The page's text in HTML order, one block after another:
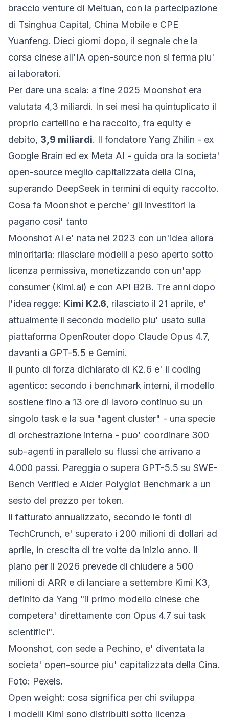
braccio venture di Meituan, con la partecipazione
di Tsinghua Capital, China Mobile e CPE
Yuanfeng. Dieci giorni dopo, il segnale che la
corsa cinese all'IA open-source non si ferma piu'
ai laboratori.
Per dare una scala: a fine 2025 Moonshot era
valutata 4,3 miliardi. In sei mesi ha quintuplicato il
proprio cartellino e ha raccolto, fra equity e
debito, 3,9 miliardi. Il fondatore Yang Zhilin - ex
Google Brain ed ex Meta AI - guida ora la societa'
open-source meglio capitalizzata della Cina,
superando DeepSeek in termini di equity raccolto.
Cosa fa Moonshot e perche' gli investitori la
pagano cosi' tanto
Moonshot AI e' nata nel 2023 con un'idea allora
minoritaria: rilasciare modelli a peso aperto sotto
licenza permissiva, monetizzando con un'app
consumer (Kimi.ai) e con API B2B. Tre anni dopo
l'idea regge: Kimi K2.6, rilasciato il 21 aprile, e'
attualmente il secondo modello piu' usato sulla
piattaforma OpenRouter dopo Claude Opus 4.7,
davanti a GPT-5.5 e Gemini.
Il punto di forza dichiarato di K2.6 e' il coding
agentico: secondo i benchmark interni, il modello
sostiene fino a 13 ore di lavoro continuo su un
singolo task e la sua "agent cluster" - una specie
di orchestrazione interna - puo' coordinare 300
sub-agenti in parallelo su flussi che arrivano a
4.000 passi. Pareggia o supera GPT-5.5 su SWE-
Bench Verified e Aider Polyglot Benchmark a un
sesto del prezzo per token.
Il fatturato annualizzato, secondo le fonti di
TechCrunch, e' superato i 200 milioni di dollari ad
aprile, in crescita di tre volte da inizio anno. Il
piano per il 2026 prevede di chiudere a 500
milioni di ARR e di lanciare a settembre Kimi K3,
definito da Yang "il primo modello cinese che
competera' direttamente con Opus 4.7 sui task
scientifici".
Moonshot, con sede a Pechino, e' diventata la
societa' open-source piu' capitalizzata della Cina.
Foto: Pexels.
Open weight: cosa significa per chi sviluppa
I modelli Kimi sono distribuiti sotto licenza